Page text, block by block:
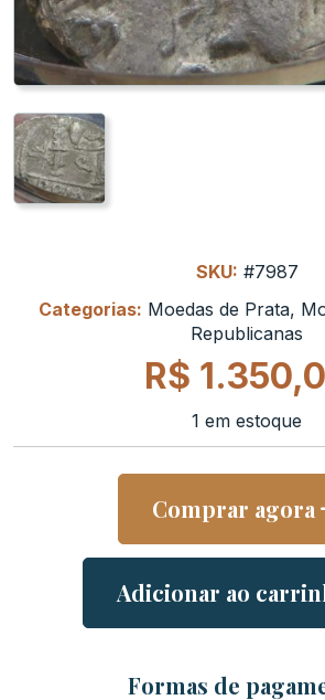
SKU: #7987
Categorias: Moedas de Prata,
Republicanas
R$
1 em estoque
Comprar agora
Adicionar ao
Formas de